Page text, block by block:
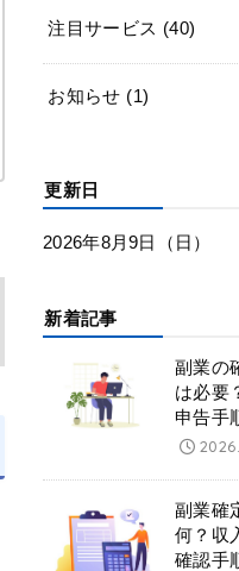
注目サービス (40)
お知らせ (1)
更新日
2026年8月9日（日）
新着記事
副業の
は必要
申告手
副業確
何？収
確認手